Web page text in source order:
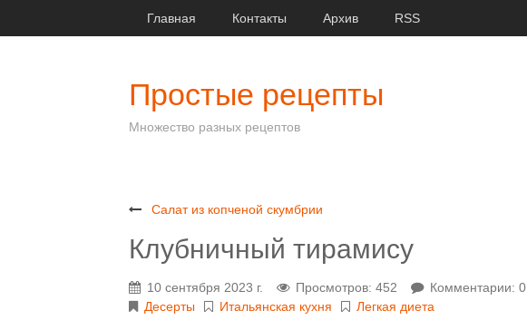
Главная Контакты Архив RSS
Простые рецепты
Множество разных рецептов
Салат из копченой скумбрии
Клубничный тирамису
10 сентября 2023 г. Просмотров: 452
Комментарии: 0
Десерты
Итальянская кухня Легкая диета